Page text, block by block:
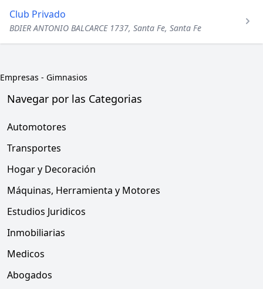
Club Privado
BDIER ANTONIO BALCARCE 1737, Santa Fe, Santa Fe
Empresas - Gimnasios
Navegar por las Categorias
Automotores
Transportes
Hogar y Decoración
Máquinas, Herramienta y Motores
Estudios Juridicos
Inmobiliarias
Medicos
Abogados